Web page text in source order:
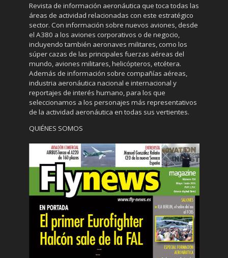
Revista de información aeronáutica que toca todas las
áreas de actividad relacionadas con este estratégico
sector. Con información sobre nuevos aviones, desde
el A380 a los aviones corporativos o de negocio,
incluyendo también aeronaves militares, como los
súper cazas de las principales fuerzas aéreas del
mundo, aviones militares, helicópteros, etcétera.
Además de información sobre compañías aéreas,
industria aeronáutica nacional e internacional y
reportajes de interés humano, para los que
seleccionamos a los personajes más representativos
de la actividad aeronáutica en todas sus vertientes.
QUIÉNES SOMOS